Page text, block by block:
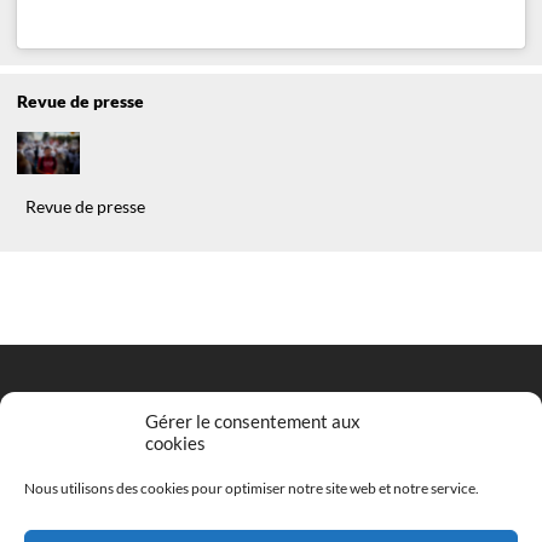
Gérer le consentement aux
cookies
Nous utilisons des cookies pour optimiser notre site web et notre service.
Revue de presse
Revue de presse